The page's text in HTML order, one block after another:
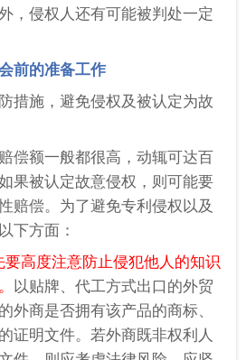
，侵权人还有可能被判处一定
前的准备工作
措施，避免侵权及被认定为故
偿额一般都很高，动辄可达百
果被认定故意侵权，则可能要
赔偿。为了避免专利侵权以及
下方面：
要高度注意防止侵犯他人的知识
以贴牌、代工方式出口的外贸
外商是否拥有该产品的商标、
证明文件。若外商既非权利人